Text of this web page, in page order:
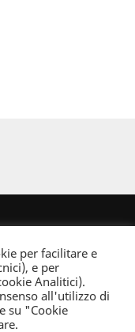
è distribuita con Licenza
Non opere derivate 2.5 Italia
per facilitare e
e per
Analitici).
all'utilizzo di
su "Cookie